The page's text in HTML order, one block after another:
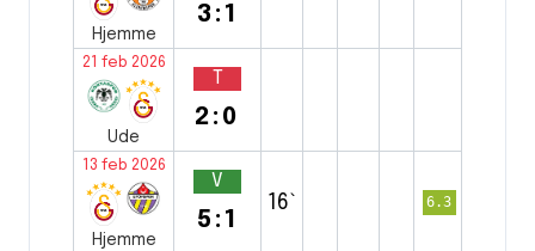
Hjemme
3:1
21 feb 2026
Ude
T
2:0
13 feb 2026
Hjemme
V
5:1
16` 6.3